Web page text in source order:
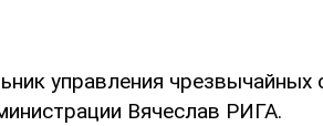
управления чрезвычайных
Вячеслав РИГА.